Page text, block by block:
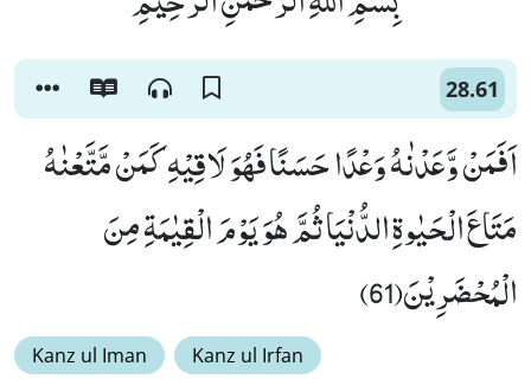
28.61
اَفَمَنْ وَّعَدْنٰهُ وَعْدًا حَسَنًا فَهُوَ لَاقِیْهِ كَمَنْ مَّتَّعْنٰهُ
مَتَاعَ الْحَیٰوةِ الدُّنْیَا ثُمَّ هُوَ یَوْمَ الْقِیٰمَةِ مِنَ
الْمُحْضَرِیْنَ(61)
Kanz ul Iman Kanz ul Irfan